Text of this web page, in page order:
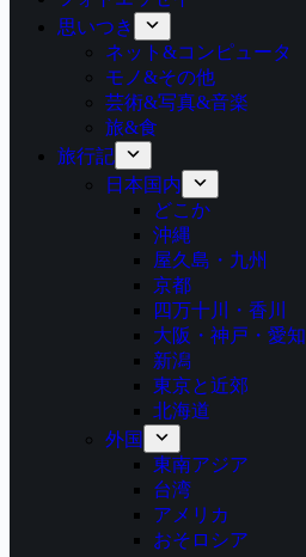
思いつき
ネット&コンピュータ
モノ&その他
芸術&写真&音楽
旅&食
旅行記
日本国内
どこか
沖縄
屋久島・九州
京都
四万十川・香川
大阪・神戸・愛知
新潟
東京と近郊
北海道
外国
東南アジア
台湾
アメリカ
おそロシア